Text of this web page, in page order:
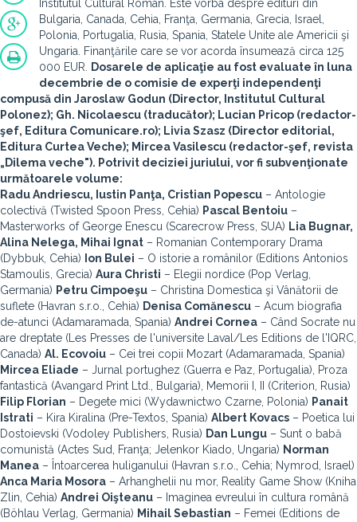
Institutul Cultural Român. Este vorba despre edituri din
Bulgaria, Canada, Cehia, Franţa, Germania, Grecia, Israel,
Polonia, Portugalia, Rusia, Spania, Statele Unite ale Americii şi
Ungaria. Finanţările care se vor acorda însumează circa 125
000 EUR.
Dosarele de aplicaţie au fost evaluate în luna
decembrie de o comisie de experţi independenţi
compusă din Jaroslaw Godun (Director, Institutul Cultural
Polonez); Gh. Nicolaescu (traducător); Lucian Pricop (redactor-
şef, Editura Comunicare.ro); Livia Szasz (Director editorial,
Editura Curtea Veche); Mircea Vasilescu (redactor-şef, revista
„Dilema veche"). Potrivit deciziei juriului, vor fi subvenţionate
următoarele volume:
Radu Andriescu, Iustin Panţa, Cristian Popescu – Antologie
colectivă (Twisted Spoon Press, Cehia) Pascal Bentoiu –
Masterworks of George Enescu (Scarecrow Press, SUA) Lia Bugnar,
Alina Nelega, Mihai Ignat – Romanian Contemporary Drama
(Dybbuk, Cehia)
Ion Bulei – O istorie a românilor (Editions Antonios
Stamoulis, Grecia) Aura Christi – Elegii nordice (Pop Verlag,
Germania) Petru Cimpoeşu – Christina Domestica şi Vânătorii de
suflete (Havran s.r.o., Cehia) Denisa Comănescu – Acum biografia
de-atunci (Adamaramada, Spania) Andrei Cornea – Când Socrate nu
are dreptate (Les Presses de l'universite Laval/Les Editions de l'IQRC,
Canada) Al. Ecovoiu – Cei trei copii Mozart (Adamaramada, Spania)
Mircea Eliade – Jurnal portughez (Guerra e Paz, Portugalia), Proza
fantastică (Avangard Print Ltd., Bulgaria), Memorii I, II (Criterion, Rusia)
Filip Florian – Degete mici (Wydawnictwo Czarne, Polonia) Panait
Istrati – Kira Kiralina (Pre-Textos, Spania) Albert Kovacs – Poetica lui
Dostoievski (Vodoley Publishers, Rusia) Dan Lungu – Sunt o babă
comunistă (Actes Sud, Franţa; Jelenkor Kiado, Ungaria) Norman
Manea – Întoarcerea huliganului (Havran s.r.o., Cehia; Nymrod, Israel)
Anca Maria Mosora – Arhanghelii nu mor, Reality Game Show (Kniha
Zlin, Cehia) Andrei Oişteanu – Imaginea evreului în cultura română
(Böhlau Verlag, Germania) Mihail Sebastian – Femei (Editions de